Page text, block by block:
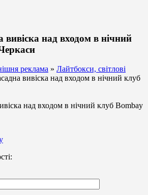
вивіска над входом в нічний
реклама » Лайтбокси, світлові
вивіска над входом в нічний клуб